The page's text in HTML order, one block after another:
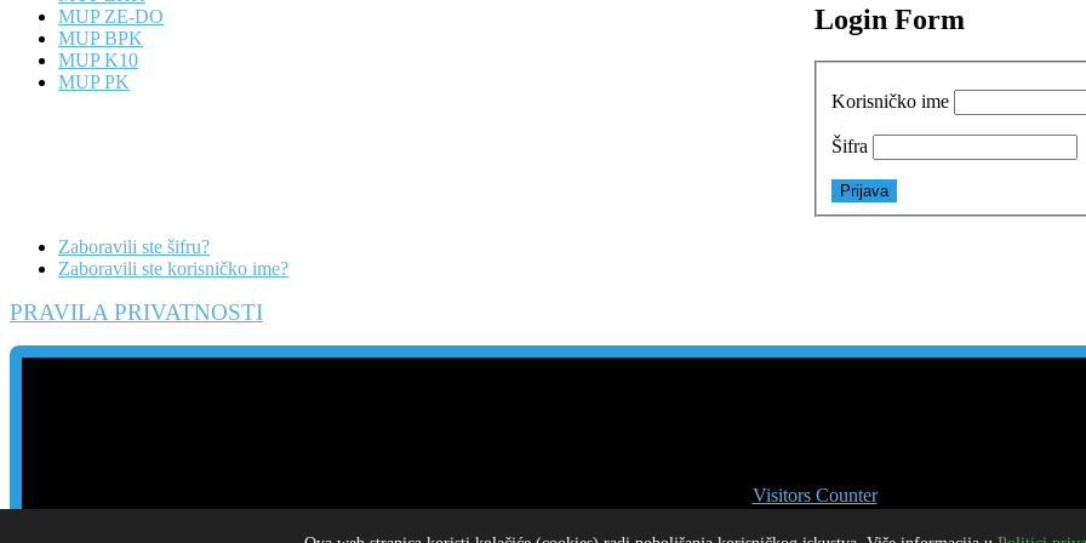
MUP ZE-DO
MUP BPK
MUP K10
MUP PK
Login Form
Korisničko ime
Šifra
Zaboravili ste šifru?
Zaboravili ste korisničko ime?
PRAVILA PRIVATNOSTI
Visitors Counter
© Ministarstvo unutrašnjih poslova SBK/KSB 2013. Sva prava pridržana. Sadržaji s ovih stranica mogu se prenositi bez posebne dozvole,